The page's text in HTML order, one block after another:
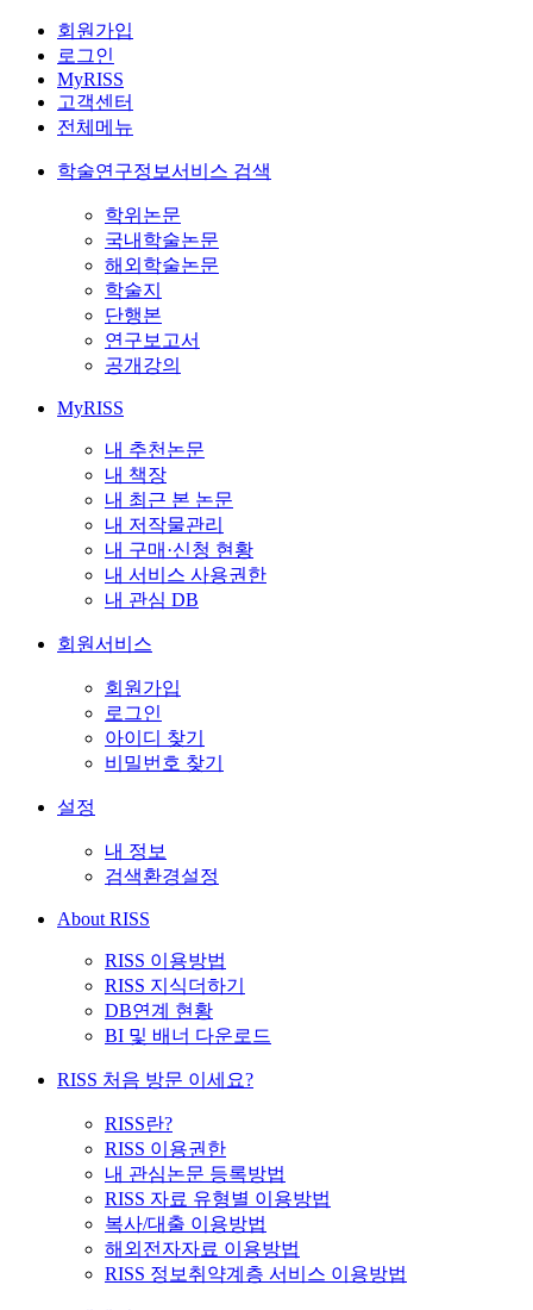
회원가입
로그인
MyRISS
고객센터
전체메뉴
학술연구정보서비스 검색
학위논문
국내학술논문
해외학술논문
학술지
단행본
연구보고서
공개강의
MyRISS
내 추천논문
내 책장
내 최근 본 논문
내 저작물관리
내 구매·신청 현황
내 서비스 사용권한
내 관심 DB
회원서비스
회원가입
로그인
아이디 찾기
비밀번호 찾기
설정
내 정보
검색환경설정
About RISS
RISS 이용방법
RISS 지식더하기
DB연계 현황
BI 및 배너 다운로드
RISS 처음 방문 이세요?
RISS란?
RISS 이용권한
내 관심논문 등록방법
RISS 자료 유형별 이용방법
복사/대출 이용방법
해외전자자료 이용방법
RISS 정보취약계층 서비스 이용방법